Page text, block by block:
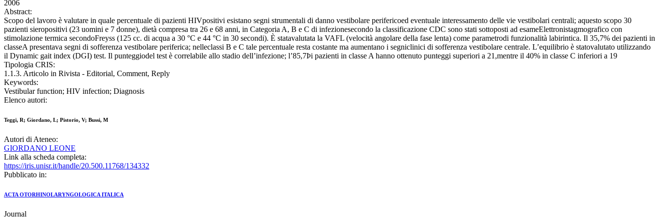
2006
Abstract:
Scopo del lavoro è valutare in quale percentuale di pazienti HIVpositivi esistano segni strumentali di danno vestibolare perifericoed eventuale interessamento delle vie vestibolari centrali; aquesto scopo 30
pazienti sieropositivi (23 uomini e 7 donne), dietà compresa tra 26 e 68 anni, in Categoria A, B e C di infezionesecondo la classificazione CDC sono stati sottoposti ad esameElettronistagmografico con
stimolazione termica secondoFreyss (125 cc. di acqua a 30 °C e 44 °C in 30 secondi). È statavalutata la VAFL (velocità angolare della fase lenta) come parametrodi funzionalità labirintica. Il 35,7% dei pazienti in
classeA presentava segni di sofferenza vestibolare periferica; nelleclassi B e C tale percentuale resta costante ma aumentano i segniclinici di sofferenza vestibolare centrale. L’equilibrio è statovalutato utilizzando
il Dynamic gait index (DGI) test. Il punteggiodel test è correlabile allo stadio dell’infezione; l’85,7Þi pazienti in classe A hanno ottenuto punteggi superiori a 21,mentre il 40% in classe C inferiori a 19
Tipologia CRIS:
1.1.3. Articolo in Rivista - Editorial, Comment, Reply
Keywords:
Vestibular function; HIV infection; Diagnosis
Elenco autori:
Teggi, R; Giordano, L; Pistorio, V; Bussi, M
Autori di Ateneo:
GIORDANO LEONE
Link alla scheda completa:
https://iris.unisr.it/handle/20.500.11768/134332
Pubblicato in:
ACTA OTORHINOLARYNGOLOGICA ITALICA
Journal